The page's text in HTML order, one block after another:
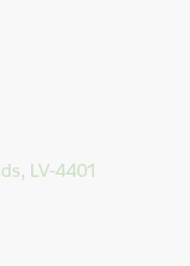
LV-4401